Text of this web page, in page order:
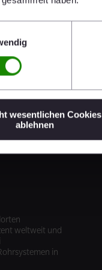
wesentlichen Cookies
ablehnen
weltweit und
in